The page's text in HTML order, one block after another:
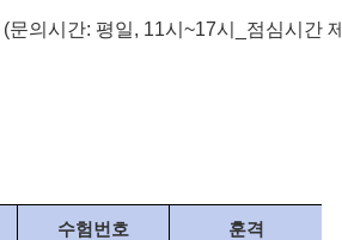
의시간: 평일, 11시~17시_점심시간 제
수험번호 훈격